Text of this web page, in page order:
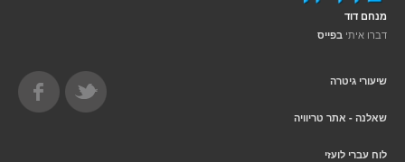
מנחם דוד
דברו איתי בפייס
שיעורי גיטרה
שאלנה - אתר טריוויה
לוח עברי לועזי